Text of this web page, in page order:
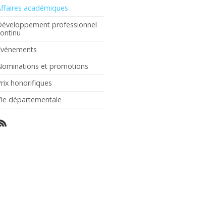
académiques
professionnel
et promotions
honorifiques
départementale